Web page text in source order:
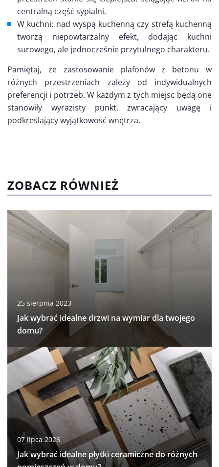
centralną część sypialni.
W kuchni: nad wyspą kuchenną czy strefą kuchenną
tworzą niepowtarzalny efekt, dodając kuchni
surowego, ale jednocześnie przytulnego charakteru.
Pamiętaj, że zastosowanie plafonów z betonu w
różnych przestrzeniach zależy od indywidualnych
preferencji i potrzeb. W każdym z tych miejsc będą one
stanowiły wyrazisty punkt, zwracający uwagę i
podkreślający wyjątkowość wnętrza.
ZOBACZ RÓWNIEŻ
25 sierpnia 2023
Jak wybrać idealne drzwi na wymiar dla twojego
domu?
07 lipca 2026
Jak wybrać idealne płytki ceramiczne do różnych